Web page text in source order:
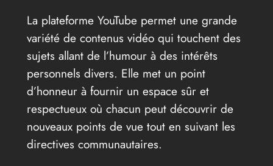
La plateforme YouTube permet une grande
variété de contenus vidéo qui touchent des
sujets allant de l’humour à des intérêts
personnels divers. Elle met un point
d’honneur à fournir un espace sûr et
respectueux où chacun peut découvrir de
nouveaux points de vue tout en suivant les
directives communautaires.